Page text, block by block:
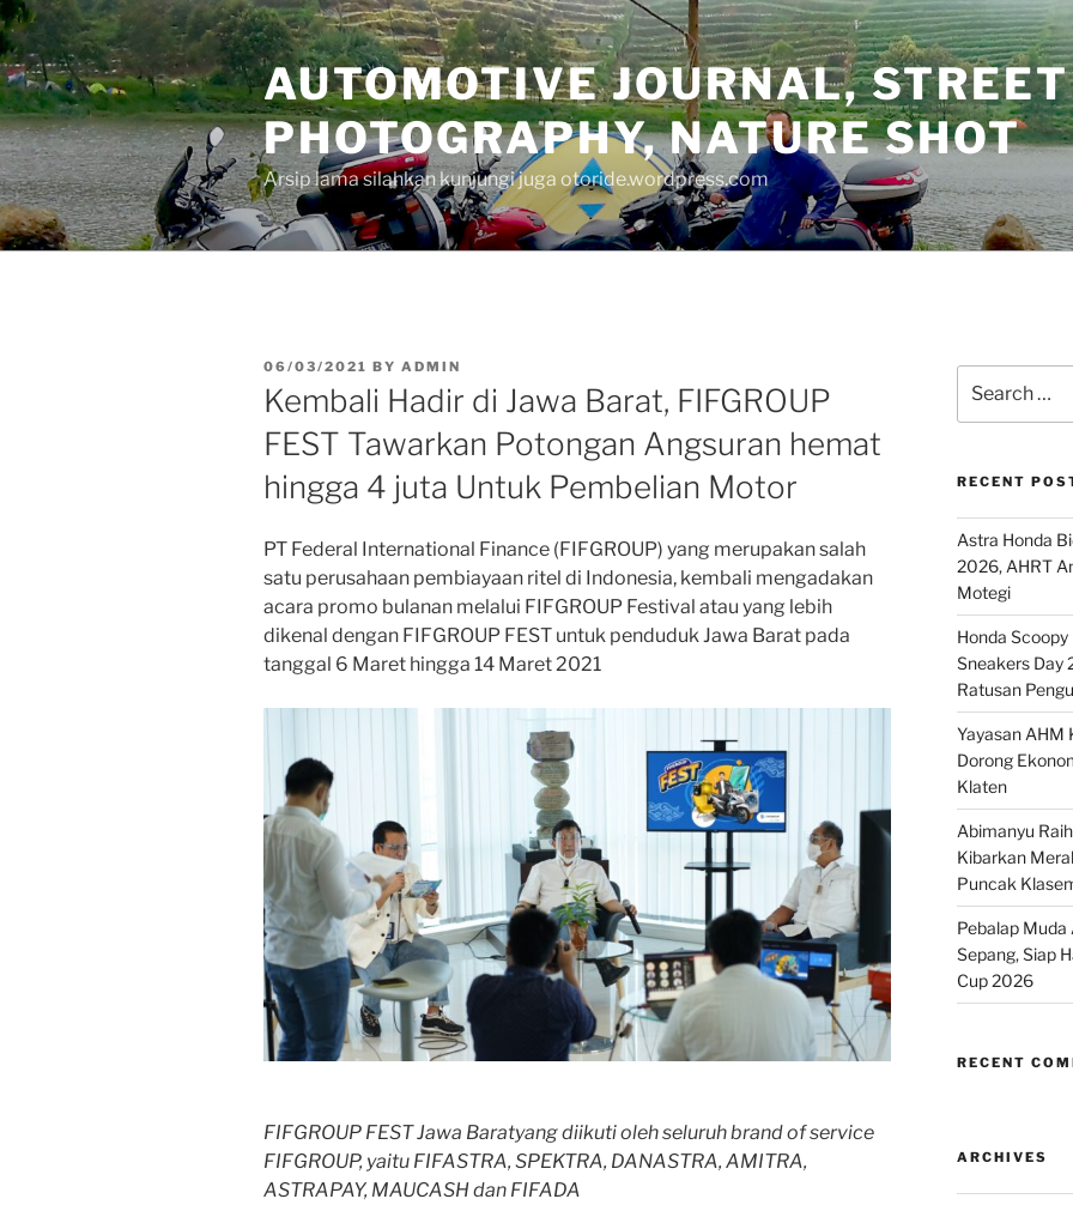
Skip
to
content
AUTOMOTIVE JOURNAL, STREET
PHOTOGRAPHY, NATURE SHOT
Arsip lama silahkan kunjungi juga otoride.wordpress.com
POSTED
ON
06/03/2021 BY ADMIN
Kembali Hadir di Jawa Barat, FIFGROUP
FEST Tawarkan Potongan Angsuran hemat
hingga 4 juta Untuk Pembelian Motor
PT Federal International Finance (FIFGROUP) yang merupakan salah
satu perusahaan pembiayaan ritel di Indonesia, kembali mengadakan
acara promo bulanan melalui FIFGROUP Festival atau yang lebih
dikenal dengan FIFGROUP FEST untuk penduduk Jawa Barat pada
tanggal 6 Maret hingga 14 Maret 2021
FIFGROUP FEST Jawa Baratyang diikuti oleh seluruhbrand of service
FIFGROUP, yaitu FIFASTRA, SPEKTRA, DANASTRA, AMITRA,
ASTRAPAY, MAUCASH dan FIFADA
for:
RECENT
Astra Honda
2026, AHRT
Motegi
Honda
Sneakers Day
Ratusan
Yayasan AHM
Dorong
Klaten
Abimanyu
Kibarkan
Puncak
Pebalap Muda
Sepang, Siap
Cup 2026
RECENT
ARCHIVES